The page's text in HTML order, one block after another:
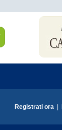
Registrati ora|